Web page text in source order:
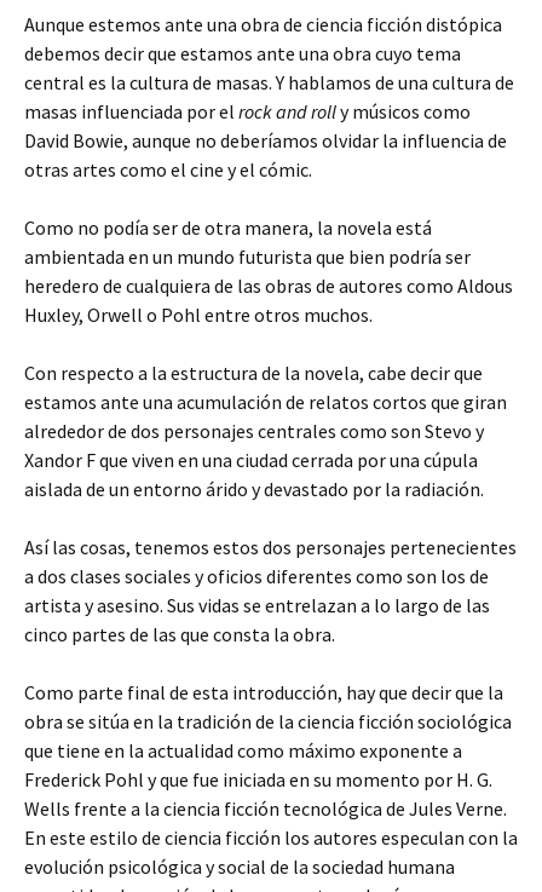
Aunque estemos ante una obra de ciencia ficción distópica
debemos decir que estamos ante una obra cuyo tema
central es la cultura de masas. Y hablamos de una cultura de
masas influenciada por el rock and rolly músicos como
David Bowie, aunque no deberíamos olvidar la influencia de
otras artes como el cine y el cómic.
Como no podía ser de otra manera, la novela está
ambientada en un mundo futurista que bien podría ser
heredero de cualquiera de las obras de autores como Aldous
Huxley, Orwell o Pohl entre otros muchos.
Con respecto a la estructura de la novela, cabe decir que
estamos ante una acumulación de relatos cortos que giran
alrededor de dos personajes centrales como son Stevo y
Xandor F que viven en una ciudad cerrada por una cúpula
aislada de un entorno árido y devastado por la radiación.
Así las cosas, tenemos estos dos personajes pertenecientes
a dos clases sociales y oficios diferentes como son los de
artista y asesino. Sus vidas se entrelazan a lo largo de las
cinco partes de las que consta la obra.
Como parte final de esta introducción, hay que decir que la
obra se sitúa en la tradición de la ciencia ficción sociológica
que tiene en la actualidad como máximo exponente a
Frederick Pohl y que fue iniciada en su momento por H. G.
Wells frente a la ciencia ficción tecnológica de Jules Verne.
En este estilo de ciencia ficción los autores especulan con la
evolución psicológica y social de la sociedad humana